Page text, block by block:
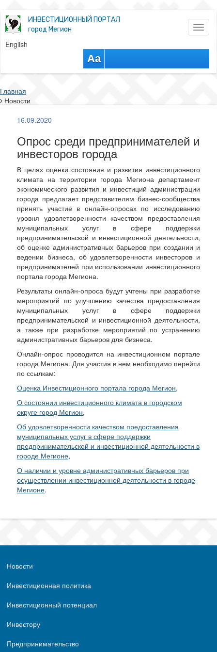
ИНВЕСТИЦИОННЫЙ ПОРТАЛ
город Мегион
English
Aa
Главная
Новости
16.09.2020
Опрос среди предпринимателей и
инвесторов города
В целях оценки состояния и развития инвестиционного
климата на территории города Мегиона департамент
экономического развития и инвестиций администрации
города предлагает представителям бизнес-сообщества
принять участие в онлайн-опросах по исследованию
уровня удовлетворенности качеством предоставления
муниципальных услуг в сфере поддержки
предпринимательской и инвестиционной деятельности,
об оценке административных барьеров при создании и
ведении бизнеса, об удовлетворенности инвесторов и
предпринимателей при использовании инвестиционного
портала города Мегиона.
Результаты онлайн-опроса будут учтены при разработке
мероприятий по улучшению качества предоставления
муниципальных услуг в сфере поддержки
предпринимательской и инвестиционной деятельности,
а также при разработке мероприятий по устранению
административных барьеров для бизнеса.
Онлайн-опрос проводится на инвестиционном портале
города Мегиона. Для участия в нем необходимо перейти
по ссылкам:
Оценка Инвестиционного портала города Мегион,
О состоянии инвестиционного климата в городском
округе город Мегион,
Об удовлетворенности качеством предоставления
муниципальных услуг в сфере поддержки
предпринимательской и инвестиционной деятельности в
городе Мегионе,
О наличии и уровне административных барьеров при
осуществлении инвестиционной деятельности в городе
Мегионе.
Новости
Инвестиционная политика
Инвестиционный потенциал
Инвестору
Предпринимательство